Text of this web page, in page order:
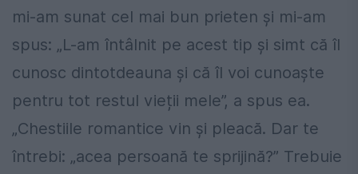
mi-am sunat cel mai bun prieten și mi-am
spus: „L-am întâlnit pe acest tip și simt că îl
cunosc dintotdeauna și că îl voi cunoaște
pentru tot restul vieții mele”, a spus ea.
„Chestiile romantice vin și pleacă. Dar te
întrebi: „acea persoană te sprijină?” Trebuie